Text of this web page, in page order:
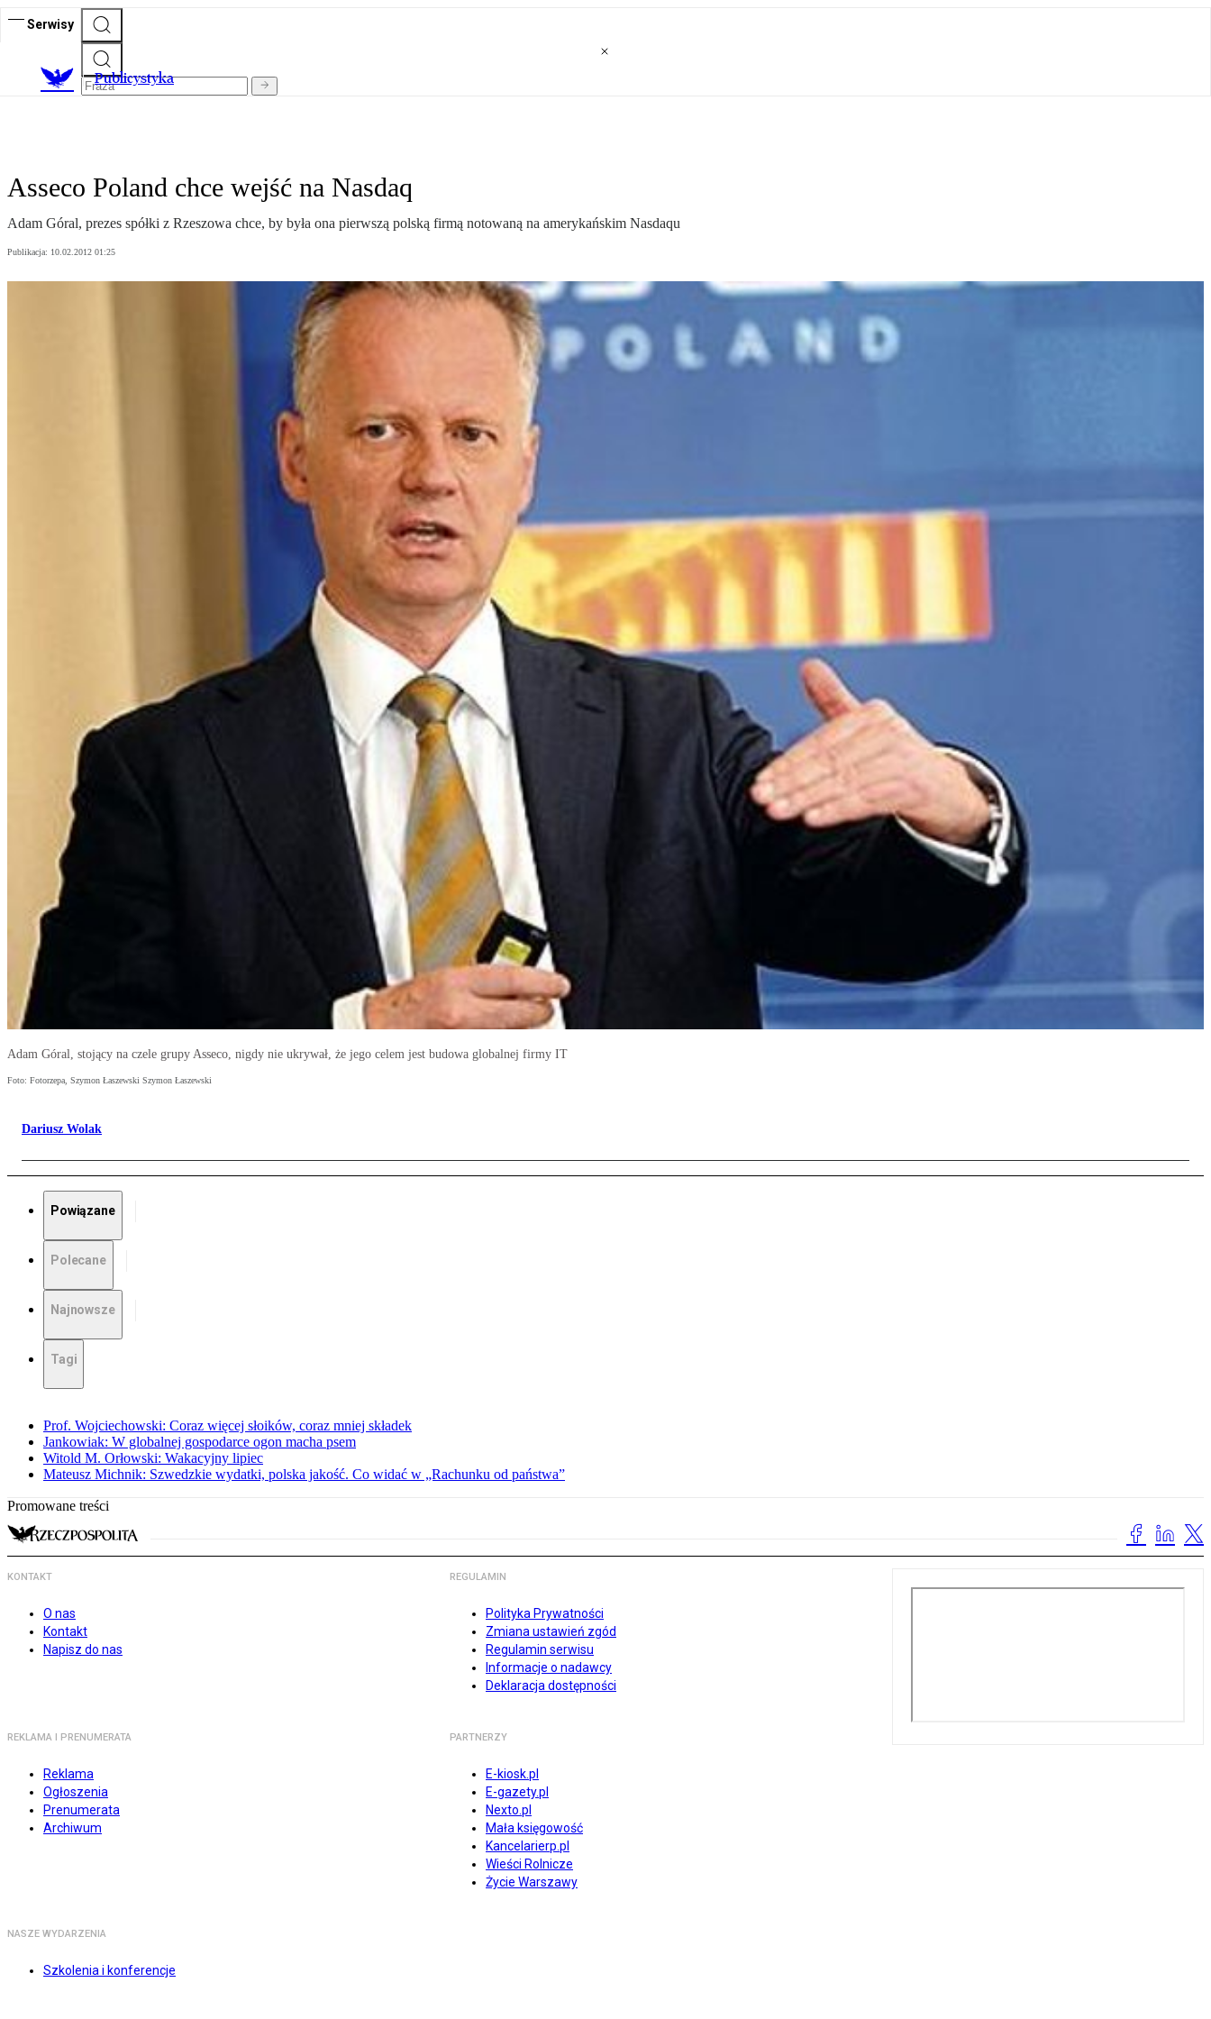
Serwisy
Publicystyka
Asseco Poland chce wejść na Nasdaq
Adam Góral, prezes spółki z Rzeszowa chce, by była ona pierwszą polską firmą notowaną na amerykańskim Nasdaqu
Publikacja: 10.02.2012 01:25
Adam Góral, stojący na czele grupy Asseco, nigdy nie ukrywał, że jego celem jest budowa globalnej firmy IT
Foto: Fotorzepa, Szymon Łaszewski Szymon Łaszewski
Dariusz Wolak
Powiązane
Polecane
Najnowsze
Tagi
Prof. Wojciechowski: Coraz więcej słoików, coraz mniej składek
Jankowiak: W globalnej gospodarce ogon macha psem
Witold M. Orłowski: Wakacyjny lipiec
Mateusz Michnik: Szwedzkie wydatki, polska jakość. Co widać w „Rachunku od państwa”
Promowane treści
KONTAKT
O nas
Kontakt
Napisz do nas
REGULAMIN
Polityka Prywatności
Zmiana ustawień zgód
Regulamin serwisu
Informacje o nadawcy
Deklaracja dostępności
REKLAMA I PRENUMERATA
Reklama
Ogłoszenia
Prenumerata
Archiwum
PARTNERZY
E-kiosk.pl
E-gazety.pl
Nexto.pl
Mała księgowość
Kancelarierp.pl
Wieści Rolnicze
Życie Warszawy
NASZE WYDARZENIA
Szkolenia i konferencje